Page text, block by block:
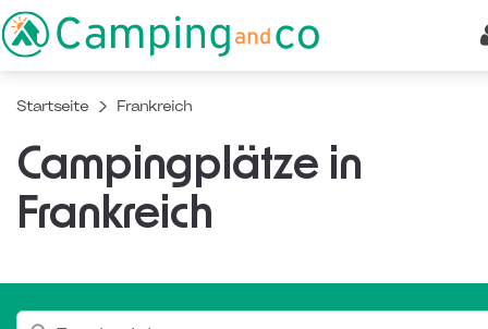
Startseite Frankreich
Campingplätze in
Frankreich